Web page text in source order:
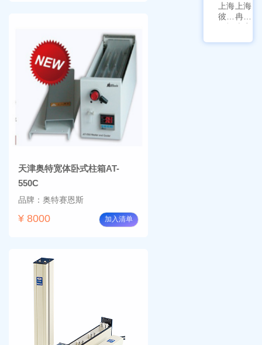
天津奥特宽体卧式柱箱AT-
550C
品牌：奥特赛恩斯
¥ 8000 加入清单
上海
彼爱
姆视
上海
冉绘
大容